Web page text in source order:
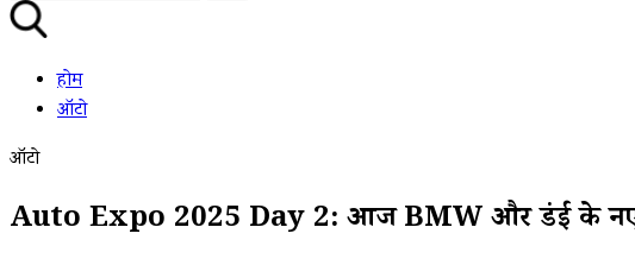
होम
ऑटो
ऑटो
Auto Expo 2025 Day 2: आज BMW और हुंडई के नए